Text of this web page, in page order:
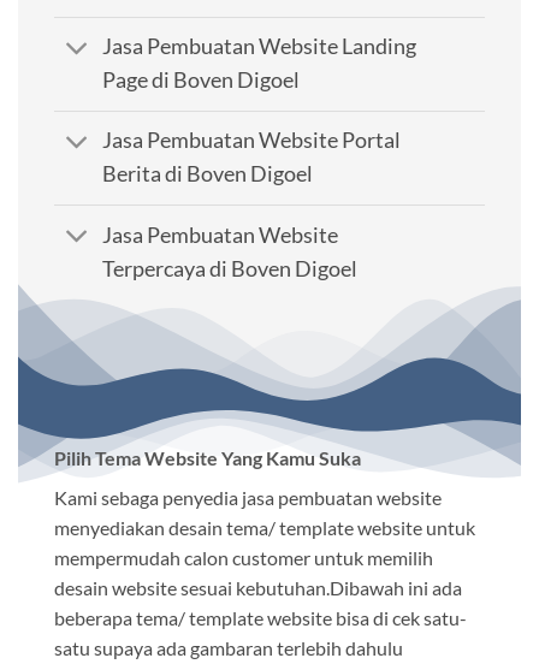
Jasa Pembuatan Website Landing
Page di Boven Digoel
Jasa Pembuatan Website Portal
Berita di Boven Digoel
Jasa Pembuatan Website
Terpercaya di Boven Digoel
Pilih Tema Website Yang Kamu Suka
Kami sebaga penyedia jasa pembuatan website
menyediakan desain tema/ template website untuk
mempermudah calon customer untuk memilih
desain website sesuai kebutuhan.Dibawah ini ada
beberapa tema/ template website bisa di cek satu-
satu supaya ada gambaran terlebih dahulu